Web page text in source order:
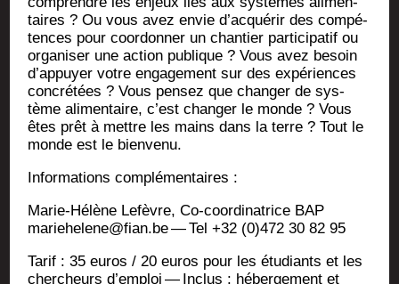
taires ? Ou vous avez envie d’acquérir des com­pé­
tences pour coor­don­ner un chan­tier par­ti­ci­pa­tif ou
orga­ni­ser une action publique ? Vous avez besoin
d’appuyer votre enga­ge­ment sur des expé­riences
concré­tées ? Vous pen­sez que chan­ger de sys­
tème ali­men­taire, c’est chan­ger le monde ? Vous
êtes prêt à mettre les mains dans la terre ? Tout le
monde est le bienvenu.
Infor­ma­tions complémentaires :
Marie-Hélène Lefèvre, Co-coor­di­na­trice BAP
mariehelene@fian.be — Tel +32 (0)472 30 82 95
Tarif : 35 euros / 20 euros pour les étu­diants et les
cher­cheurs d’emploi — Inclus : héber­ge­ment et